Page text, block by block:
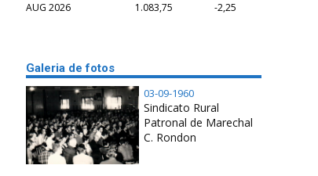
AUG 2026 1.083,75 -2,25
Galeria de fotos
03-09-1960
Sindicato Rural
Patronal de Marechal
C. Rondon